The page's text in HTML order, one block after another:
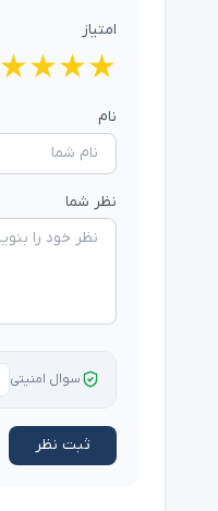
امتیاز
★
★
★
★
نام
نظر شما
سوال امنیتی
ثبت نظر